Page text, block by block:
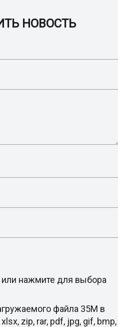
НОВОСТЬ
нажмите для выбора
файла 35M в
zip, rar, pdf, jpg, gif, bmp,